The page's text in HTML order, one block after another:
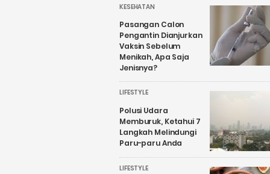
KESEHATAN
Pasangan Calon
Pengantin Dianjurkan
Vaksin Sebelum
Menikah, Apa Saja
Jenisnya?
LIFESTYLE
Polusi Udara
Memburuk, Ketahui 7
Langkah Melindungi
Paru-paru Anda
LIFESTYLE